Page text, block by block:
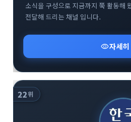
소식을 구성으로 지금까지 쭉 활동해
전달해 드리는 채널 입니다.
visibility자세
22위